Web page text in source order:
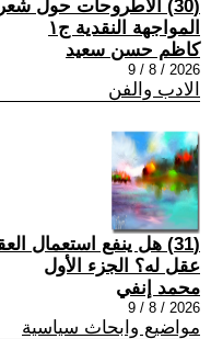
(30) الأطروحات حول
المواجهة النقدية ج١
كاظم حسن سعيد
2026 / 8 / 9
الادب والفن
(31) هل ينفع استعمال
عقل له؟ الجزء الأول
محمد إنفي
2026 / 8 / 9
مواضيع وابحاث سياسية